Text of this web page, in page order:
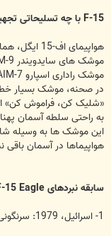
F-15 با چه تسلیحاتی تجهیز شده است
هواپیمای اف-
به راحتی سلطه آسمان
هواپیماها در آسمان باقی
سابقه نبردهای F-15 Eagle
1- اسرائیل، 1979: سرنگونی پنج فروند میگ سوریه